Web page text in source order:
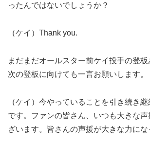
ったんではないでしょうか？
（ケイ）Thank you.
まだまだオールスター前ケイ投手の登板
次の登板に向けても一言お願いします。
（ケイ）今やっていることを引き続き
です。ファンの皆さん、いつも大きな
ざいます。皆さんの声援が大きな力にな